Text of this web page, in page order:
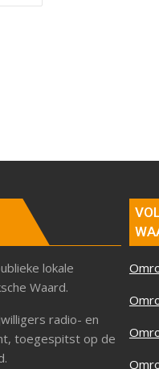
lokale
Waard.
radio- en
toegespitst op de